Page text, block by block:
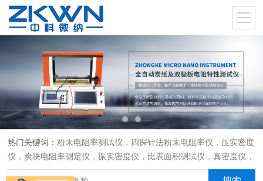
热门关键词：粉末电阻率测试仪，四探针法粉末电阻率仪，压实密度
仪，炭块电阻率测定仪，振实密度仪，比表面积测试仪，真密度仪，
炭块热膨胀仪，炭块透气率仪，炭块二氧化碳反应测定仪